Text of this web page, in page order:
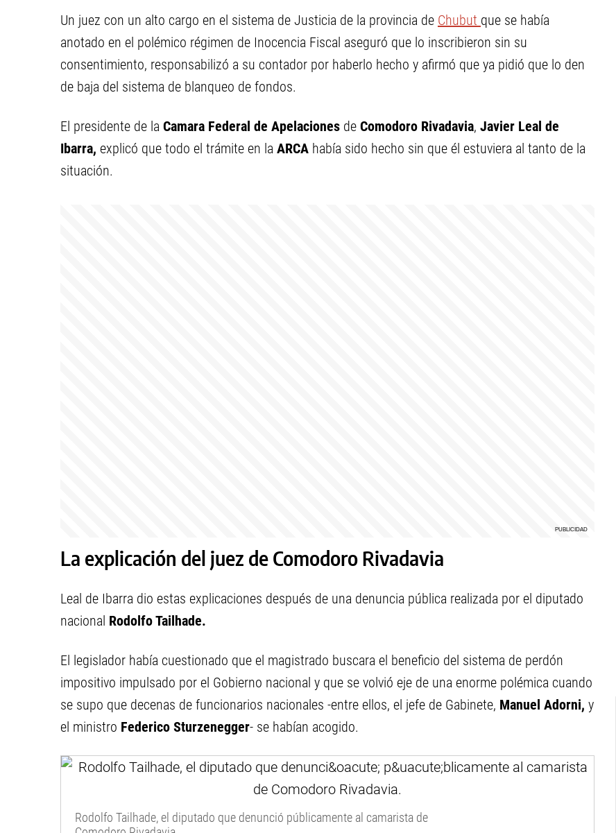
Un juez con un alto cargo en el sistema de Justicia de la provincia de Chubut que se había
anotado en el polémico régimen de Inocencia Fiscal aseguró que lo inscribieron sin su
consentimiento, responsabilizó a su contador por haberlo hecho y afirmó que ya pidió que lo den
de baja del sistema de blanqueo de fondos.
El presidente de la Camara Federal de Apelaciones de Comodoro Rivadavia, Javier Leal de
Ibarra, explicó que todo el trámite en la ARCA había sido hecho sin que él estuviera al tanto de la
situación.
La explicación del juez de Comodoro Rivadavia
Leal de Ibarra dio estas explicaciones después de una denuncia pública realizada por el diputado
nacional Rodolfo Tailhade.
El legislador había cuestionado que el magistrado buscara el beneficio del sistema de perdón
impositivo impulsado por el Gobierno nacional y que se volvió eje de una enorme polémica cuando
se supo que decenas de funcionarios nacionales -entre ellos, el jefe de Gabinete, Manuel Adorni, y
el ministro Federico Sturzenegger- se habían acogido.
Rodolfo Tailhade, el diputado que denunció públicamente al camarista de